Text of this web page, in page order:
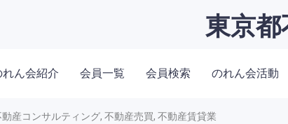
東京
れん会紹介 会員一覧 会員検索 のれん会活動
動産コンサルティング, 不動産売買, 不動産賃貸業